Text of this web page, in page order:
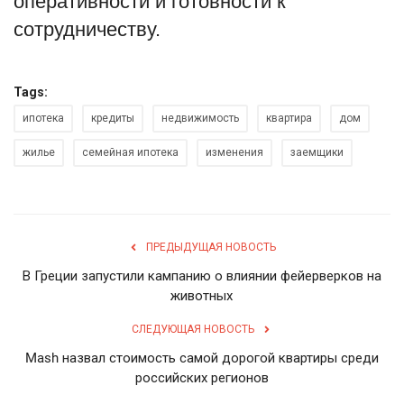
сотрудничеству.
Tags:
ипотека кредиты недвижимость квартира дом
жилье семейная ипотека изменения заемщики
ПРЕДЫДУЩАЯ НОВОСТЬ
В Греции запустили кампанию о влиянии фейерверков на
животных
СЛЕДУЮЩАЯ НОВОСТЬ
Mash назвал стоимость самой дорогой квартиры среди
российских регионов